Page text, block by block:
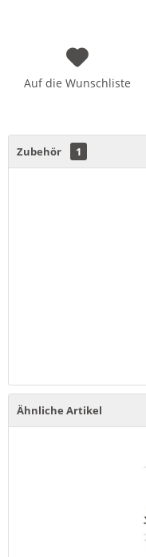
Auf die Wunschliste
Zubehör 1
Ähnliche Artikel